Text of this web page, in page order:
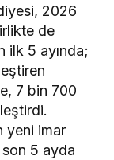
2026
de
ilk 5 ayında;
7 bin 700
yeni imar
son 5 ayda